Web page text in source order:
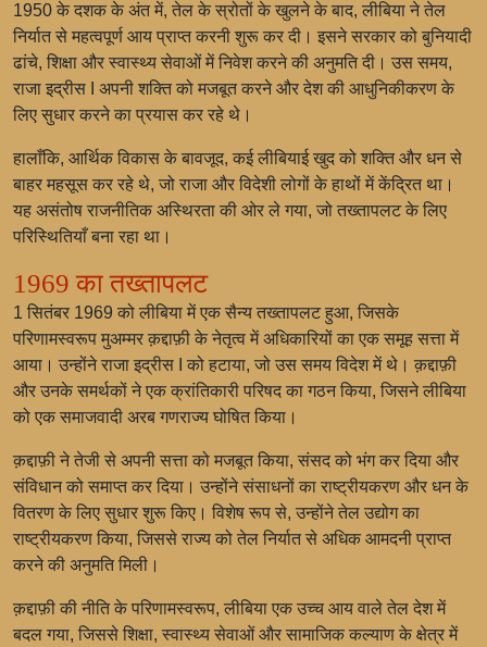
1950 के दशक के अंत में, तेल के स्रोतों के खुलने के बाद, लीबिया ने तेल
निर्यात से महत्वपूर्ण आय प्राप्त करनी शुरू कर दी। इसने सरकार को बुनियादी
ढांचे, शिक्षा और स्वास्थ्य सेवाओं में निवेश करने की अनुमति दी। उस समय,
राजा इद्रीस I अपनी शक्ति को मजबूत करने और देश की आधुनिकीकरण के
लिए सुधार करने का प्रयास कर रहे थे।
हालाँकि, आर्थिक विकास के बावजूद, कई लीबियाई खुद को शक्ति और धन से
बाहर महसूस कर रहे थे, जो राजा और विदेशी लोगों के हाथों में केंद्रित था।
यह असंतोष राजनीतिक अस्थिरता की ओर ले गया, जो तख्तापलट के लिए
परिस्थितियाँ बना रहा था।
1969 का तख्तापलट
1 सितंबर 1969 को लीबिया में एक सैन्य तख्तापलट हुआ, जिसके
परिणामस्वरूप मुअम्मर क़द्दाफ़ी के नेतृत्व में अधिकारियों का एक समूह सत्ता में
आया। उन्होंने राजा इद्रीस I को हटाया, जो उस समय विदेश में थे। क़द्दाफ़ी
और उनके समर्थकों ने एक क्रांतिकारी परिषद का गठन किया, जिसने लीबिया
को एक समाजवादी अरब गणराज्य घोषित किया।
क़द्दाफ़ी ने तेजी से अपनी सत्ता को मजबूत किया, संसद को भंग कर दिया और
संविधान को समाप्त कर दिया। उन्होंने संसाधनों का राष्ट्रीयकरण और धन के
वितरण के लिए सुधार शुरू किए। विशेष रूप से, उन्होंने तेल उद्योग का
राष्ट्रीयकरण किया, जिससे राज्य को तेल निर्यात से अधिक आमदनी प्राप्त
करने की अनुमति मिली।
क़द्दाफ़ी की नीति के परिणामस्वरूप, लीबिया एक उच्च आय वाले तेल देश में
बदल गया, जिससे शिक्षा, स्वास्थ्य सेवाओं और सामाजिक कल्याण के क्षेत्र में